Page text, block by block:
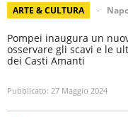
ARTE & CULTURA
Pompei inaugura un
osservare gli scavi e le
dei Casti Amanti
Pubblicato: 27 Maggio 2024